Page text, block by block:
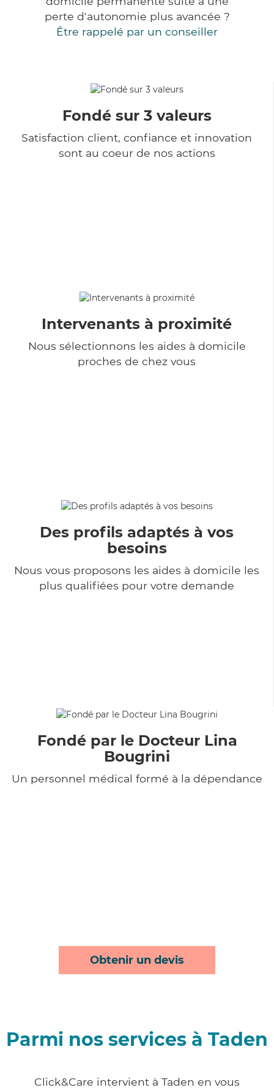
perte d'autonomie plus avancée ?
Être rappelé par un conseiller
Fondé sur 3 valeurs
Satisfaction client, confiance et innovation
sont au coeur de nos actions
Intervenants à proximité
Nous sélectionnons les aides à domicile
proches de chez vous
Des profils adaptés à vos
besoins
Nous vous proposons les aides à domicile les
plus qualifiées pour votre demande
Fondé par le Docteur Lina
Bougrini
Un personnel médical formé à la dépendance
Obtenir un devis
Parmi nos services à Taden
Click&Care intervient à Taden en vous